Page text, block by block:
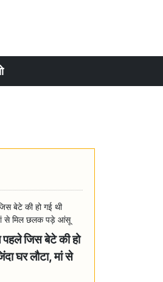
जिस बेटे की हो
घर लौटा, मां से